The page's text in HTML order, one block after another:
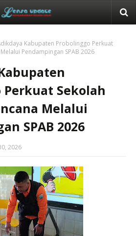
Kabupaten Probolinggo Perkuat
Pendampingan SPAB 2026
Sekolah
Melalui
SPAB 2026
2026